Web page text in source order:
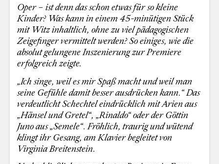
Oper – ist denn das schon etwas für so kleine
Kinder? Was kann in einem 45-minütigen Stück
mit Witz inhaltlich, ohne zu viel pädagogischen
Zeigefinger vermittelt werden? So einiges, wie die
absolut gelungene Inszenierung zur Premiere
erfolgreich zeigte.
„Ich singe, weil es mir Spaß macht und weil man
seine Gefühle damit besser ausdrücken kann.“ Das
verdeutlicht Schechtel eindrücklich mit Arien aus
„Hänsel und Gretel“, „Rinaldo“ oder der Göttin
Juno aus „Semele“. Fröhlich, traurig und wütend
klingt ihr Gesang, am Klavier begleitet von
Virginia Breitenstein.